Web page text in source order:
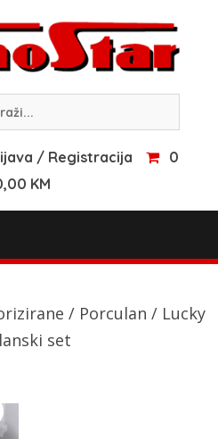
/ Registracija
0
KM
/ Porculan / Lucky
set